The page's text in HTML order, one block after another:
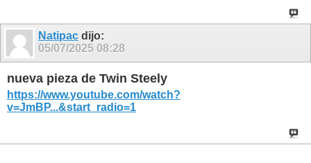
Natipac dijo:
05/07/2025 08:28
nueva pieza de Twin Steely
https://www.youtube.com/watch?
v=JmBP...&start_radio=1